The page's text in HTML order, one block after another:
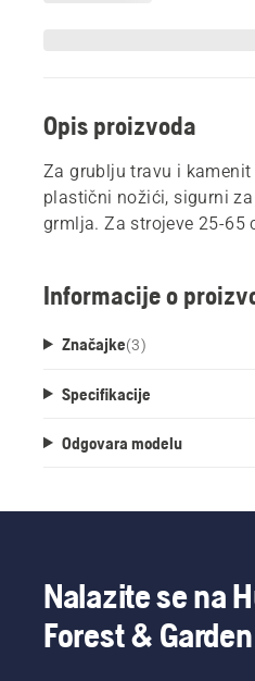
Opis proizvoda
Za grublju travu i
plastični nožići, sigurni
grmlja. Za strojeve 25-65
Informacije o
Značajke(3)
Specifikacije
Odgovara modelu
Nalazite se na
Forest &